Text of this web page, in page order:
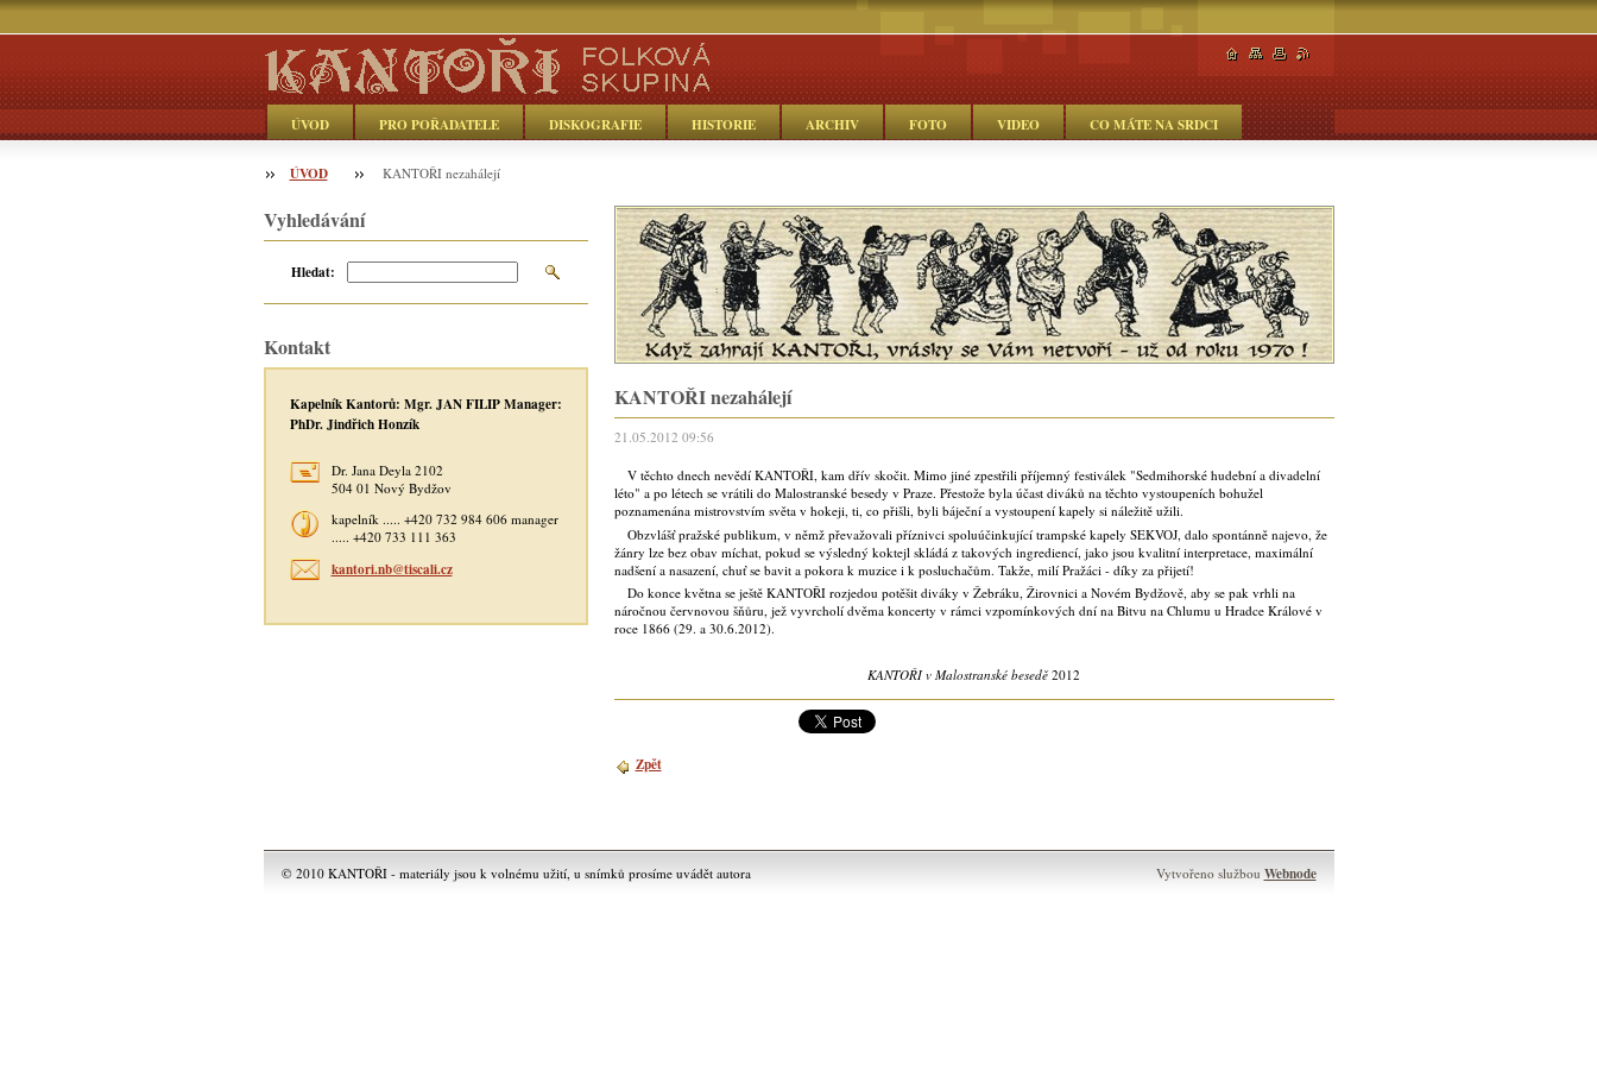
ÚVOD PRO POŘADATELE DISKOGRAFIE HISTORIE ARCHIV FOTO VIDEO CO MÁTE NA SRDCI
Objednávka
ÚVOD KANTOŘI nezahálejí
KANTOŘI nezahálejí
21.05.2012 09:56
V těchto dnech nevědí KANTOŘI, kam dřív skočit. Mimo jiné zpestřili příjemný festiválek "Sedmihorské hudební a divadelní
léto" a po létech se vrátili do Malostranské besedy v Praze. Přestože byla účast diváků na těchto vystoupeních bohužel
poznamenána mistrovstvím světa v hokeji, ti, co přišli, byli báječní a vystoupení kapely si náležitě užili.
Obzvlášť pražské publikum, v němž převažovali příznivci spoluúčinkující trampské kapely SEKVOJ, dalo spontánně najevo, že
žánry lze bez obav míchat, pokud se výsledný koktejl skládá z takových ingrediencí, jako jsou kvalitní interpretace, maximální
nadšení a nasazení, chuť se bavit a pokora k muzice i k posluchačům. Takže, milí Pražáci - díky za přijetí!
Do konce května se ještě KANTOŘI rozjedou potěšit diváky v Žebráku, Žirovnici a Novém Bydžově, aby se pak vrhli na
náročnou červnovou šňůru, jež vyvrcholí dvěma koncerty v rámci vzpomínkových dní na Bitvu na Chlumu u Hradce Králové v
roce 1866 (29. a 30.6.2012).
KANTOŘI v Malostranské besedě2012
Zpět
Vyhledávání
Hledat:
Kontakt
Kapelník Kantorů: Mgr. JAN FILIP Manager:
PhDr. Jindřich Honzík
Dr. Jana Deyla 2102
504 01 Nový Bydžov
kapelník ..... +420 732 984 606 manager
..... +420 733 111 363
kantori.nb@tiscali.cz
© 2010 KANTOŘI - materiály jsou k volnému užití, u snímků prosíme uvádět autora Vytvořeno službou Webnode